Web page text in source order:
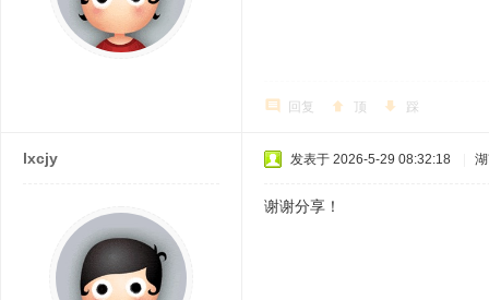
回复 顶 踩
lxcjy 发表于 2026-5-29 08:32:18
谢谢分享！